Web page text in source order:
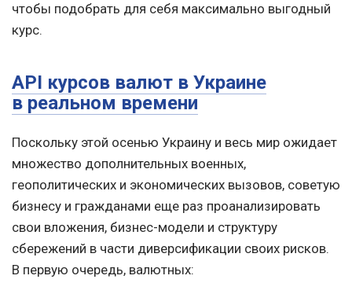
чтобы подобрать для себя максимально выгодный
курс.
API курсов валют в Украине
в реальном времени
Поскольку этой осенью Украину и весь мир ожидает
множество дополнительных военных,
геополитических и экономических вызовов, советую
бизнесу и гражданами еще раз проанализировать
свои вложения, бизнес-модели и структуру
сбережений в части диверсификации своих рисков.
В первую очередь, валютных: